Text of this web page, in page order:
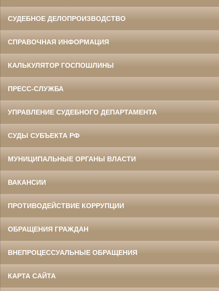
СУДЕБНОЕ ДЕЛОПРОИЗВОДСТВО
СПРАВОЧНАЯ ИНФОРМАЦИЯ
КАЛЬКУЛЯТОР ГОСПОШЛИНЫ
ПРЕСС-СЛУЖБА
УПРАВЛЕНИЕ СУДЕБНОГО ДЕПАРТАМЕНТА
СУДЫ СУБЪЕКТА РФ
МУНИЦИПАЛЬНЫЕ ОРГАНЫ ВЛАСТИ
ВАКАНСИИ
ПРОТИВОДЕЙСТВИЕ КОРРУПЦИИ
ОБРАЩЕНИЯ ГРАЖДАН
ВНЕПРОЦЕССУАЛЬНЫЕ ОБРАЩЕНИЯ
КАРТА САЙТА